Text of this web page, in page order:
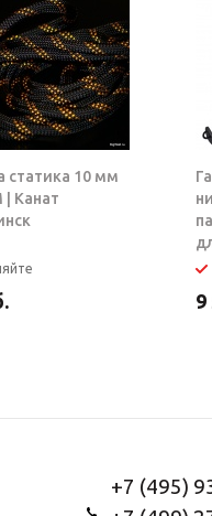
статика 10 мм
Канат
9
+7 (495)